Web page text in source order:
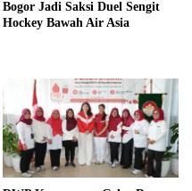
Bogor Jadi Saksi Duel Sengit
Hockey Bawah Air Asia